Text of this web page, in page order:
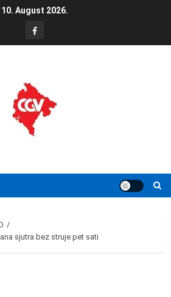
10. August 2026.
FB
sjutra bez struje pet sati